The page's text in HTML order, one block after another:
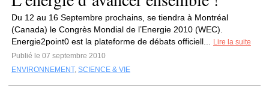
Du 12 au 16 Septembre prochains, se tiendra à Montréal
(Canada) le Congrès Mondial de l’Energie 2010 (WEC).
Energie2point0 est la plateforme de débats officiell...
Lire la suite
Publié le 07 septembre 2010
ENVIRONNEMENT, SCIENCE & VIE